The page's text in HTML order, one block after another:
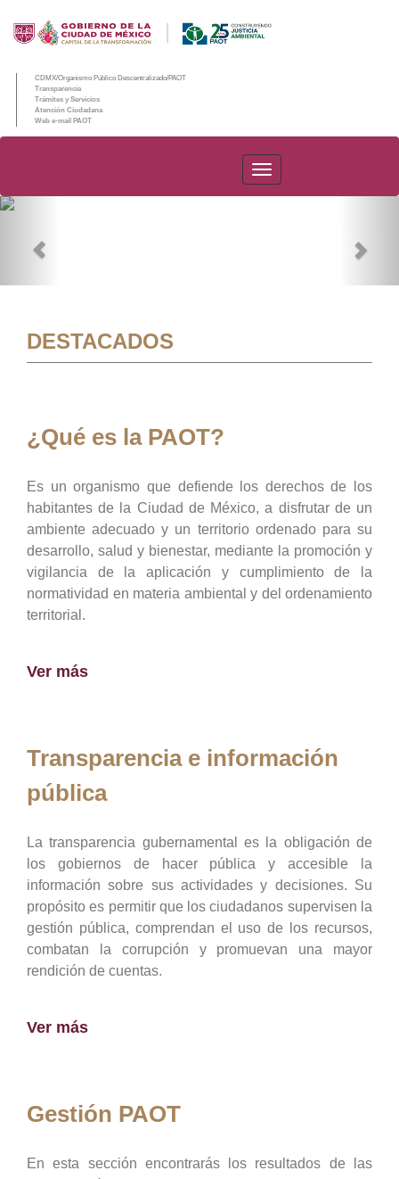
CDMX/Organismo Público Descentralizado/PAOT
Transparencia
Trámites y Servicios
Atención Ciudadana
Web e-mail PAOT
PAOT
DESTACADOS
¿Qué es la PAOT?
Es un organismo que defiende los derechos de los
habitantes de la Ciudad de México, a disfrutar de un
ambiente adecuado y un territorio ordenado para su
desarrollo, salud y bienestar, mediante la promoción y
vigilancia de la aplicación y cumplimiento de la
normatividad en materia ambiental y del ordenamiento
territorial.
Ver más
Transparencia e información
pública
La transparencia gubernamental es la obligación de
los gobiernos de hacer pública y accesible la
información sobre sus actividades y decisiones. Su
propósito es permitir que los ciudadanos supervisen la
gestión pública, comprendan el uso de los recursos,
combatan la corrupción y promuevan una mayor
rendición de cuentas.
Ver más
Gestión PAOT
En esta sección encontrarás los resultados de las